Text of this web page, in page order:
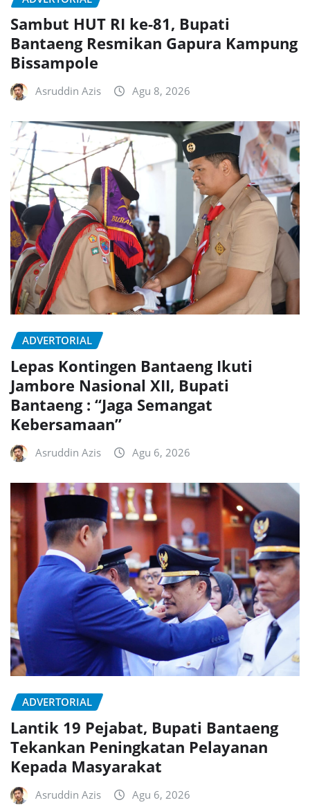
Sambut HUT RI ke-81, Bupati
Bantaeng Resmikan Gapura Kampung
Bissampole
Asruddin Azis Agu 8, 2026
ADVERTORIAL
Lepas Kontingen Bantaeng Ikuti
Jambore Nasional XII, Bupati
Bantaeng : “Jaga Semangat
Kebersamaan”
Asruddin Azis Agu 6, 2026
ADVERTORIAL
Lantik 19 Pejabat, Bupati Bantaeng
Tekankan Peningkatan Pelayanan
Kepada Masyarakat
Asruddin Azis Agu 6, 2026